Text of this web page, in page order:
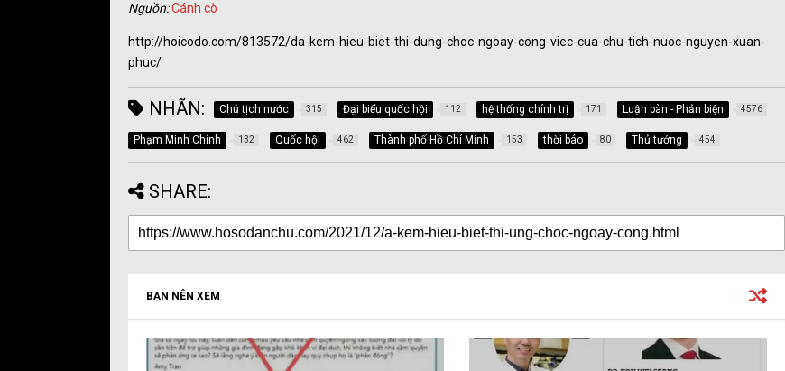
Nguồn:Cánh cò
http://hoicodo.com/813572/da-kem-hieu-biet-thi-dung-choc-ngoay-cong-viec-cua-chu-tich-nuoc-nguyen-xuan-
phuc/
NHÃN: Chủ tịch nước 315 Đại biểu quốc hội 112 hệ thống chính trị 171 Luận bàn - Phản biện 4576
Phạm Minh Chính 132 Quốc hội 462 Thành phố Hồ Chí Minh 153 thời báo 80 Thủ tướng 454
SHARE:
BẠN NÊN XEM